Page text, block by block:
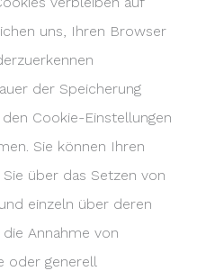
uns, Ihren Browser
der Speicherung
Cookie-Einstellungen
Sie können Ihren
über das Setzen von
einzeln über deren
Annahme von
oder generell